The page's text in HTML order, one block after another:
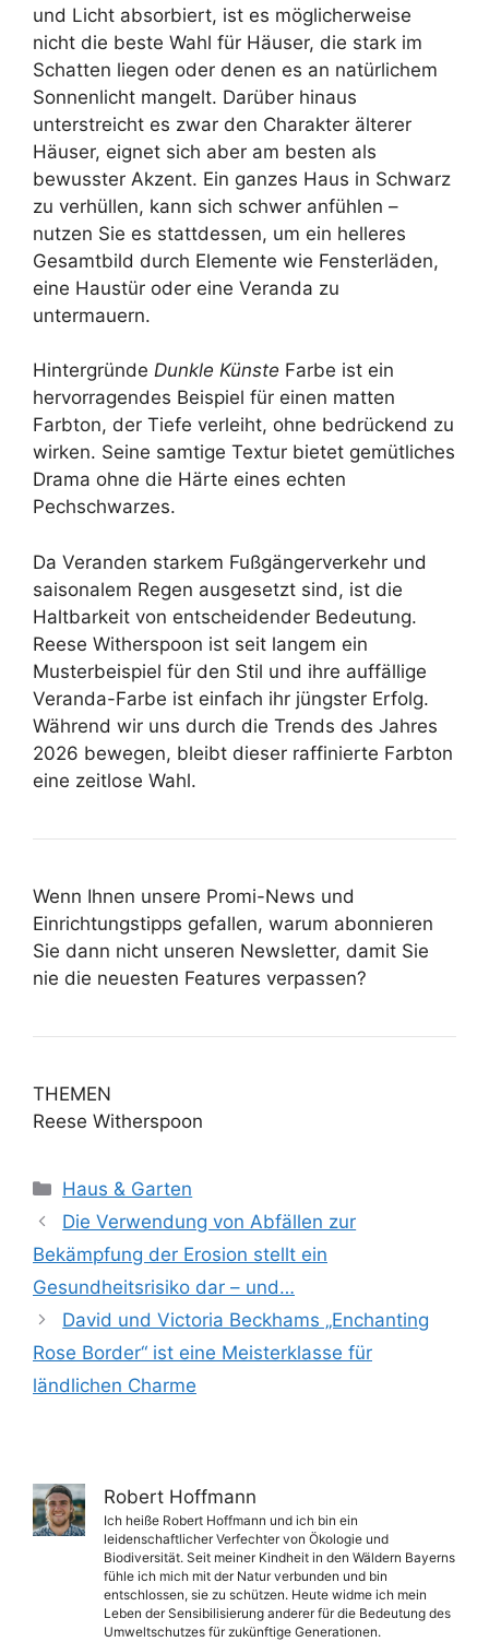
und Licht absorbiert, ist es möglicherweise
nicht die beste Wahl für Häuser, die stark im
Schatten liegen oder denen es an natürlichem
Sonnenlicht mangelt. Darüber hinaus
unterstreicht es zwar den Charakter älterer
Häuser, eignet sich aber am besten als
bewusster Akzent. Ein ganzes Haus in Schwarz
zu verhüllen, kann sich schwer anfühlen –
nutzen Sie es stattdessen, um ein helleres
Gesamtbild durch Elemente wie Fensterläden,
eine Haustür oder eine Veranda zu
untermauern.
Hintergründe Dunkle Künste Farbe ist ein
hervorragendes Beispiel für einen matten
Farbton, der Tiefe verleiht, ohne bedrückend zu
wirken. Seine samtige Textur bietet gemütliches
Drama ohne die Härte eines echten
Pechschwarzes.
Da Veranden starkem Fußgängerverkehr und
saisonalem Regen ausgesetzt sind, ist die
Haltbarkeit von entscheidender Bedeutung.
Reese Witherspoon ist seit langem ein
Musterbeispiel für den Stil und ihre auffällige
Veranda-Farbe ist einfach ihr jüngster Erfolg.
Während wir uns durch die Trends des Jahres
2026 bewegen, bleibt dieser raffinierte Farbton
eine zeitlose Wahl.
Wenn Ihnen unsere Promi-News und
Einrichtungstipps gefallen, warum abonnieren
Sie dann nicht unseren Newsletter, damit Sie
nie die neuesten Features verpassen?
THEMEN
Reese Witherspoon
Kategorien
Haus & Garten
Die Verwendung von Abfällen zur
Bekämpfung der Erosion stellt ein
Gesundheitsrisiko dar – und…
David und Victoria Beckhams „Enchanting
Rose Border“ ist eine Meisterklasse für
ländlichen Charme
Robert Hoffmann
Ich heiße Robert Hoffmann und ich bin ein
leidenschaftlicher Verfechter von Ökologie und
Biodiversität. Seit meiner Kindheit in den Wäldern Bayerns
fühle ich mich mit der Natur verbunden und bin
entschlossen, sie zu schützen. Heute widme ich mein
Leben der Sensibilisierung anderer für die Bedeutung des
Umweltschutzes für zukünftige Generationen.